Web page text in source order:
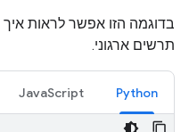
בדוגמה הזו אפשר לראות איך
תרשים ארגוני.
Python
JavaScript